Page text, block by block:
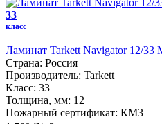
33
класс
Ламинат Tarkett Navigator 12/33
Страна: Россия
Производитель: Tarkett
Класс: 33
Толщина, мм: 12
Пожарный сертификат: КМ3